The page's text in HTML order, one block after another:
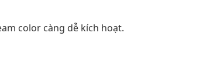
color càng dễ kích hoạt.